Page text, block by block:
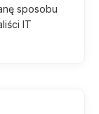
sposobu
IT